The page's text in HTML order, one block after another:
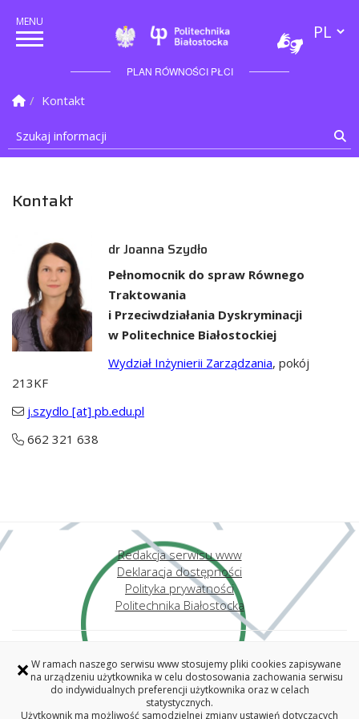
× W ramach naszego serwisu www stosujemy pliki cookies zapisywane
na urządzeniu użytkownika w celu dostosowania zachowania serwisu
do indywidualnych preferencji użytkownika oraz w celach
statystycznych.
Użytkownik ma możliwość samodzielnej zmiany ustawień dotyczących
Politechnika
PLAN RÓWNOŚCI PŁCI
Strona Główna
Kontakt
Szukaj informacji
Kontakt
dr Joanna Szydło
Pełnomocnik do spraw Równego
Traktowania
i Przeciwdziałania Dyskryminacji
w Politechnice Białostockiej
Wydział Inżynierii Zarządzania, pokój
213KF
j.szydlo [at] pb.edu.pl
662 321 638
Redakcja serwisu www
Deklaracja dostępności
Polityka prywatności
Politechnika Białostocka
ul. Wiejska 45A, 15-351 Białystok
tel. 85 746 90 00 (centrala), fax 85 746 90 15
REGON: 000001672, NIP: 542-020-87-21